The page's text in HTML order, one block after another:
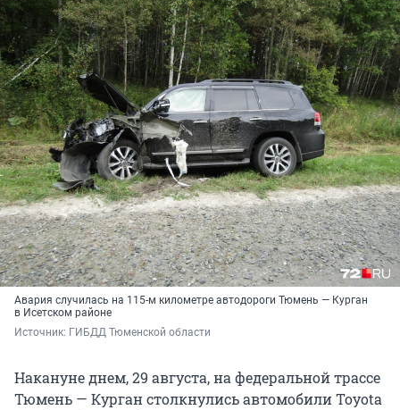
Авария случилась на 115-м километре автодороги Тюмень — Курган
в Исетском районе
Источник: ГИБДД Тюменской области
Накануне днем, 29 августа, на федеральной трассе
Тюмень — Курган столкнулись автомобили Toyota